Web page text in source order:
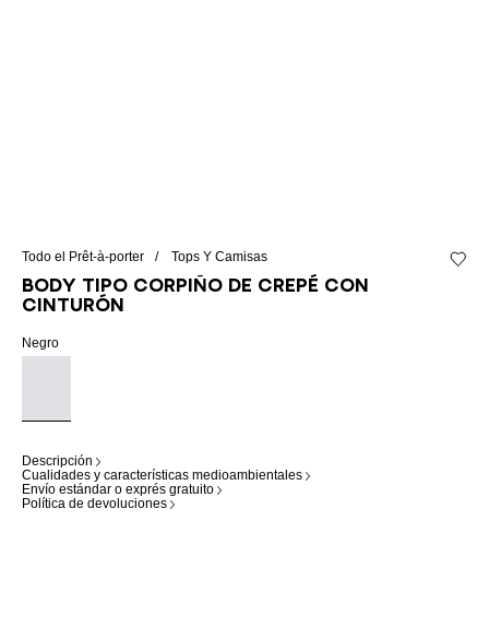
Todo el Prêt-à-porter Tops Y Camisas
Body tipo corpiño de crepé con
cinturón
Negro
Descripción
Cualidades y características medioambientales
Envío estándar o exprés gratuito
Política de devoluciones